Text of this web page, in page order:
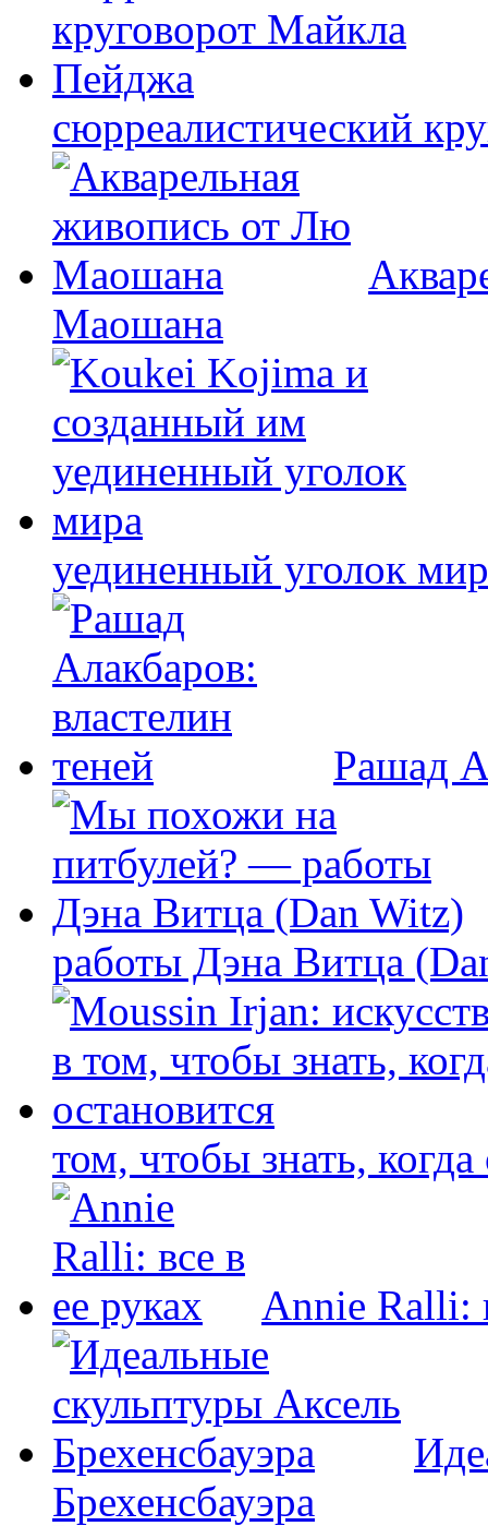
сюрреалистический
Маошана
уединенный уголок
Рашад
работы Дэна Витца
том, чтобы знать, когда
Annie Ralli:
Брехенсбауэра